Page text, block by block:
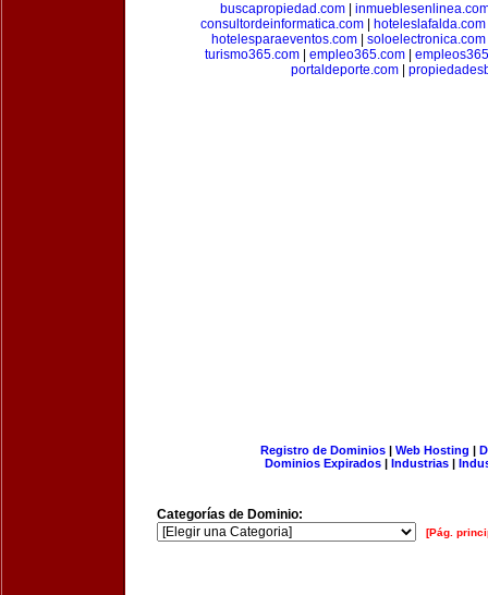
buscapropiedad.com
consultordeinformatica.com| hoteleslafalda.com
hotelesparaeventos.com
soloelectronica.com
turismo365.com| empleo365.com|
portaldeporte.com|
Registro de Dominios| Web Hosting |
Dominios Expirados | Industrias |
Categorías de Dominio:
[Pág.